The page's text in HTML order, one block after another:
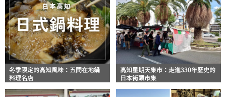
冬季限定的高知風味：五間在地鍋
料理名店
高知星期天集市：走進330年歷史的
日本街頭市集